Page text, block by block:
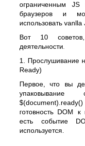
ограниченным JS
браузеров и
использовать vanlla
Вот 10
деятельности.
1. Прослушивание
Ready)
Первое, что вы
готовность DOM
есть событие
используется.